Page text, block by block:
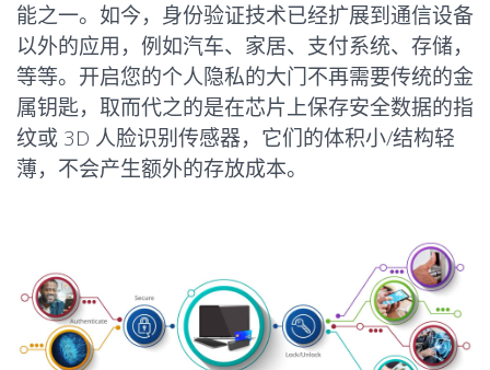
能之一。如今，身份验证技术已经扩展到通信设备
以外的应用，例如汽车、家居、支付系统、存储，
等等。开启您的个人隐私的大门不再需要传统的金
属钥匙，取而代之的是在芯片上保存安全数据的指
纹或 3D 人脸识别传感器，它们的体积小/结构轻
薄，不会产生额外的存放成本。